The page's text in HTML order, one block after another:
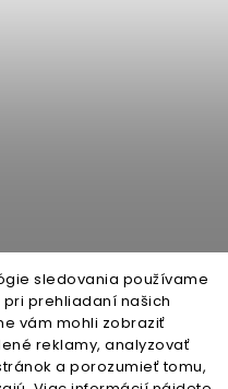
sledovania používame
prehliadaní našich
vám mohli zobraziť
reklamy, analyzovať
a porozumieť tomu,